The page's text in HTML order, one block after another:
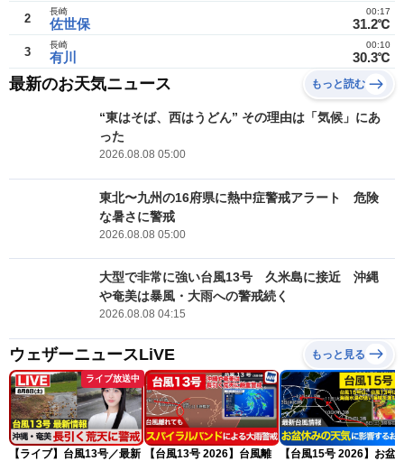
2 佐世保
長崎
31.2℃
00:17
3 有川
長崎
30.3℃
00:10
最新のお天気ニュース もっと読む
“東はそば、西はうどん” その理由は「気候」にあ
った
2026.08.08 05:00
東北〜九州の16府県に熱中症警戒アラート 危険
な暑さに警戒
2026.08.08 05:00
大型で非常に強い台風13号 久米島に接近 沖縄
や奄美は暴風・大雨への警戒続く
2026.08.08 04:15
ウェザーニュースLiVE もっと見る
ライブ放送中
【ライブ】台風13号／最新
【台風13号 2026】台風離
【台風15号 2026】お盆